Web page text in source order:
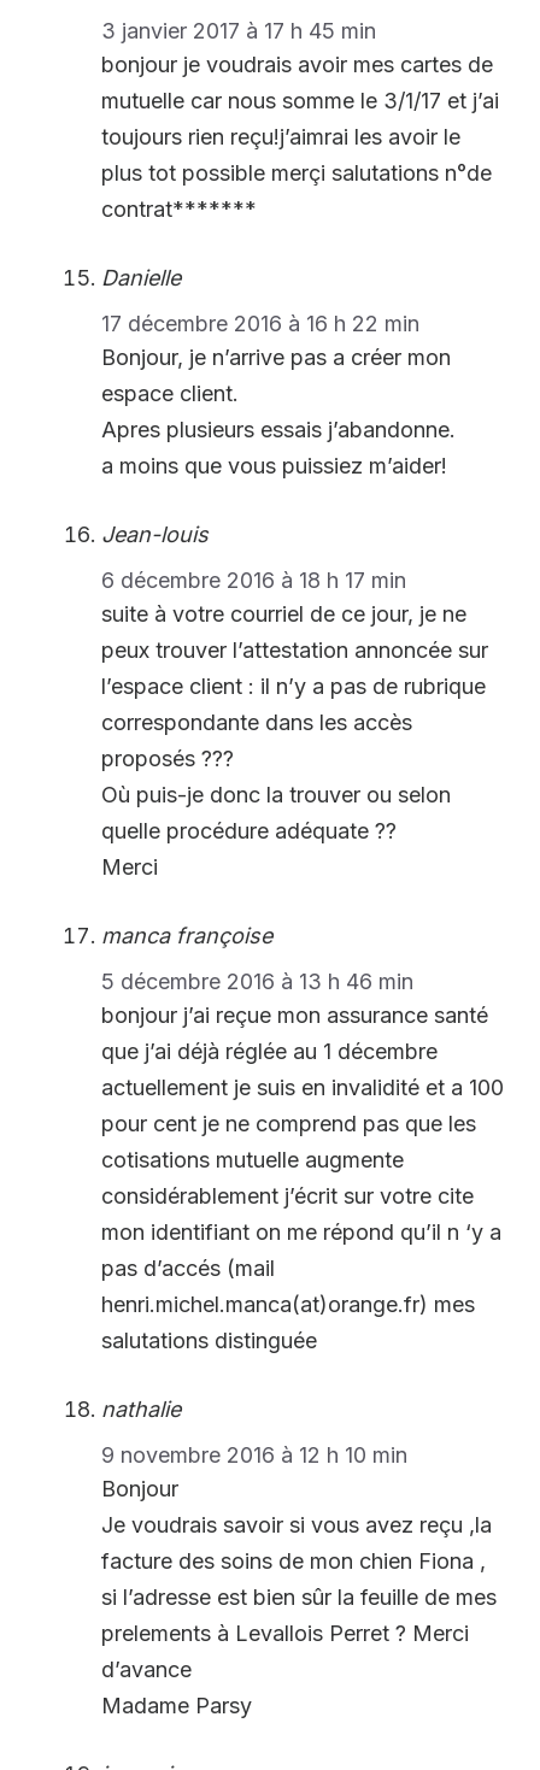
3 janvier 2017 à 17 h 45 min
bonjour je voudrais avoir mes cartes de
mutuelle car nous somme le 3/1/17 et j’ai
toujours rien reçu!j’aimrai les avoir le
plus tot possible merçi salutations n°de
contrat*******
Danielle
17 décembre 2016 à 16 h 22 min
Bonjour, je n’arrive pas a créer mon
espace client.
Apres plusieurs essais j’abandonne.
a moins que vous puissiez m’aider!
Jean-louis
6 décembre 2016 à 18 h 17 min
suite à votre courriel de ce jour, je ne
peux trouver l’attestation annoncée sur
l’espace client : il n’y a pas de rubrique
correspondante dans les accès
proposés ???
Où puis-je donc la trouver ou selon
quelle procédure adéquate ??
Merci
manca françoise
5 décembre 2016 à 13 h 46 min
bonjour j’ai reçue mon assurance santé
que j’ai déjà réglée au 1 décembre
actuellement je suis en invalidité et a 100
pour cent je ne comprend pas que les
cotisations mutuelle augmente
considérablement j’écrit sur votre cite
mon identifiant on me répond qu’il n ‘y a
pas d’accés (mail
henri.michel.manca(at)orange.fr) mes
salutations distinguée
nathalie
9 novembre 2016 à 12 h 10 min
Bonjour
Je voudrais savoir si vous avez reçu ,la
facture des soins de mon chien Fiona ,
si l’adresse est bien sûr la feuille de mes
prelements à Levallois Perret ? Merci
d’avance
Madame Parsy